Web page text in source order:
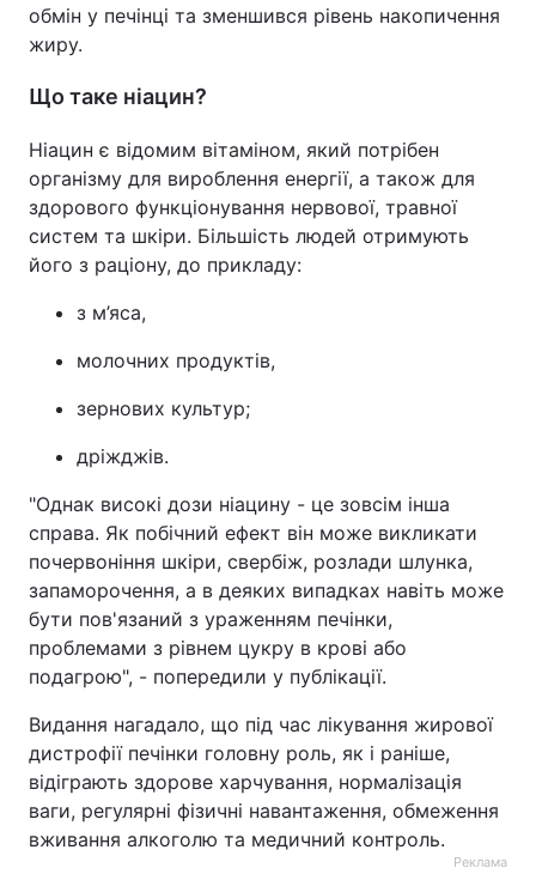
обмін у печінці та зменшився рівень накопичення
жиру.
Що таке ніацин?
Ніацин є відомим вітаміном, який потрібен
організму для вироблення енергії, а також для
здорового функціонування нервової, травної
систем та шкіри. Більшість людей отримують
його з раціону, до прикладу:
з м’яса,
молочних продуктів,
зернових культур;
дріжджів.
"Однак високі дози ніацину - це зовсім інша
справа. Як побічний ефект він може викликати
почервоніння шкіри, свербіж, розлади шлунка,
запаморочення, а в деяких випадках навіть може
бути пов'язаний з ураженням печінки,
проблемами з рівнем цукру в крові або
подагрою", - попередили у публікації.
Видання нагадало, що під час лікування жирової
дистрофії печінки головну роль, як і раніше,
відіграють здорове харчування, нормалізація
ваги, регулярні фізичні навантаження, обмеження
вживання алкоголю та медичний контроль.
Реклама